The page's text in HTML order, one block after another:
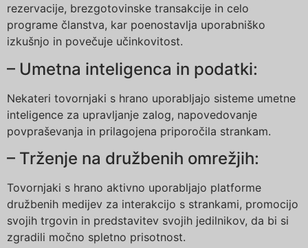
rezervacije, brezgotovinske transakcije in celo
programe članstva, kar poenostavlja uporabniško
izkušnjo in povečuje učinkovitost.
– Umetna inteligenca in podatki:
Nekateri tovornjaki s hrano uporabljajo sisteme umetne
inteligence za upravljanje zalog, napovedovanje
povpraševanja in prilagojena priporočila strankam.
– Trženje na družbenih omrežjih:
Tovornjaki s hrano aktivno uporabljajo platforme
družbenih medijev za interakcijo s strankami, promocijo
svojih trgovin in predstavitev svojih jedilnikov, da bi si
zgradili močno spletno prisotnost.